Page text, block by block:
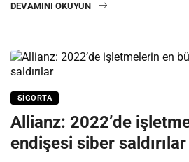
DEVAMINI OKUYUN
SIGORTA
Allianz: 2022’de
endişesi siber saldırılar